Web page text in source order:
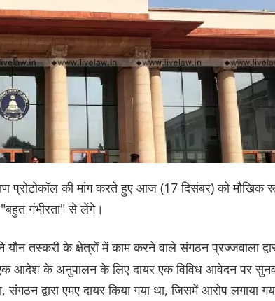
प्रोटोकॉल की मांग करते हुए आज (17 दिसंबर) को मौखिक
गंभीरता" से लेंगे।
तस्करी के क्षेत्रों में काम करने वाले संगठन प्रज्जवाला
आदेश के अनुपालन के लिए दायर एक विविध आवेदन पर
द्वारा एमए दायर किया गया था, जिसमें आरोप लगाया